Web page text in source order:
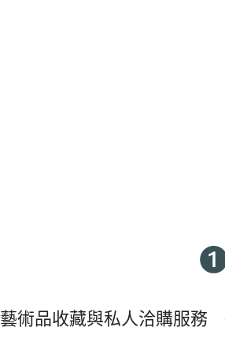
藝術品收藏與私人洽購服務